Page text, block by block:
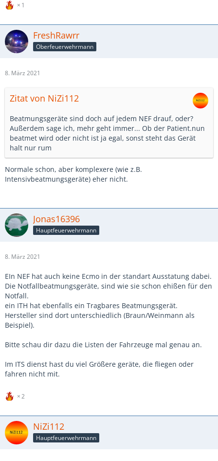
1
FreshRawrr
Oberfeuerwehrmann
8. März 2021
Zitat von NiZi112
Beatmungsgeräte sind doch auf jedem NEF drauf, oder?
Außerdem sage ich, mehr geht immer... Ob der Patient.nun
beatmet wird oder nicht ist ja egal, sonst steht das Gerät
halt nur rum
Normale schon, aber komplexere (wie z.B.
Intensivbeatmungsgeräte) eher nicht.
Jonas16396
Hauptfeuerwehrmann
8. März 2021
EIn NEF hat auch keine Ecmo in der standart Ausstatung dabei.
Die Notfallbeatmungsgeräte, sind wie sie schon ehißen für den
Notfall.
ein ITH hat ebenfalls ein Tragbares Beatmungsgerät.
Hersteller sind dort unterschiedlich (Braun/Weinmann als
Beispiel).
Bitte schau dir dazu die Listen der Fahrzeuge mal genau an.
Im ITS dienst hast du viel Größere geräte, die fliegen oder
fahren nicht mit.
2
NiZi112
Hauptfeuerwehrmann